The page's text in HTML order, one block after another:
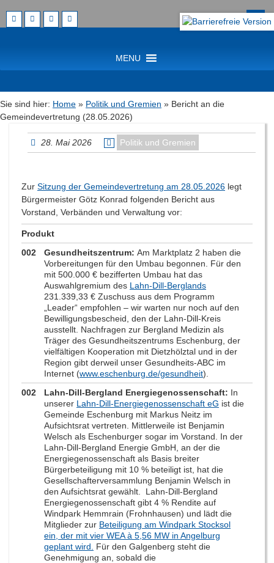
Artikel
nach:
Menü
Inhalt
MENU
Sie sind hier: Home » Politik und Gremien » Bericht an die
Gemeindevertretung (28.05.2026)
28. Mai 2026 Politik und Gremien
Zur Sitzung der Gemeindevertretung am 28.05.2026 legt
Bürgermeister Götz Konrad folgenden Bericht aus
Vorstand, Verbänden und Verwaltung vor:
Produkt
002
Gesundheitszentrum: Am Marktplatz 2 haben die
Vorbereitungen für den Umbau begonnen. Für den
mit 500.000 € bezifferten Umbau hat das
Auswahlgremium des Lahn-Dill-Berglands
231.339,33 € Zuschuss aus dem Programm
„Leader“ empfohlen – wir warten nur noch auf den
Bewilligungsbescheid, den der Lahn-Dill-Kreis
ausstellt. Nachfragen zur Bergland Medizin als
Träger des Gesundheitszentrums Eschenburg, der
vielfältigen Kooperation mit Dietzhölztal und in der
Region gibt derweil unser Gesundheits-ABC im
Internet (www.eschenburg.de/gesundheit).
002
Lahn-Dill-Bergland Energiegenossenschaft: In
unserer Lahn-Dill-Energiegenossenschaft eG ist die
Gemeinde Eschenburg mit Markus Neitz im
Aufsichtsrat vertreten. Mittlerweile ist Benjamin
Welsch als Eschenburger sogar im Vorstand. In der
Lahn-Dill-Bergland Energie GmbH, an der die
Energiegenossenschaft als Basis breiter
Bürgerbeteiligung mit 10 % beteiligt ist, hat die
Gesellschafterversammlung Benjamin Welsch in
den Aufsichtsrat gewählt. Lahn-Dill-Bergland
Energiegenossenschaft gibt 4 % Rendite auf
Windpark Hemmrain (Frohnhausen) und lädt die
Mitglieder zur Beteiligung am Windpark Stocksol
ein, der mit vier WEA à 5,56 MW in Angelburg
geplant wird.
Für den Galgenberg steht die
Genehmigung an, sobald die